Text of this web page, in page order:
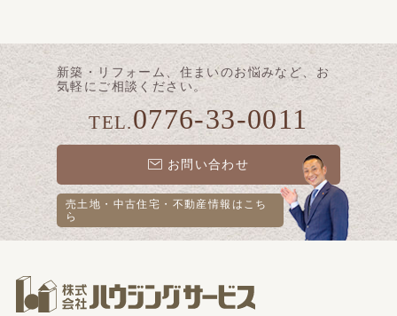
新築・リフォーム、住まいのお悩みなど、お
気軽にご相談ください。
TEL.0776-33-0011
お問い合わせ
売土地・中古住宅・不動産情報は こち
ら